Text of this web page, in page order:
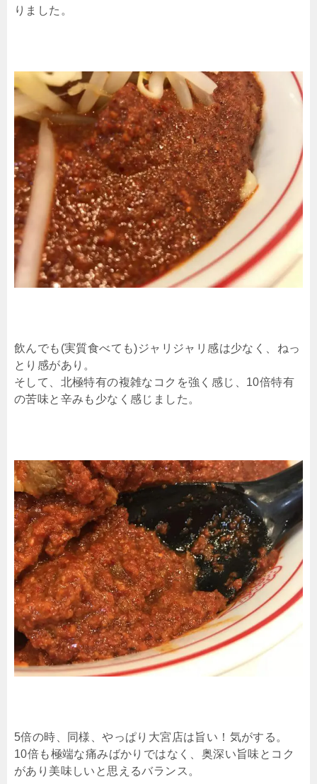
りました。
飲んでも(実質食べても)ジャリジャリ感は少なく、ねっ
とり感があり。
そして、北極特有の複雑なコクを強く感じ、10倍特有
の苦味と辛みも少なく感じました。
5倍の時、同様、やっぱり大宮店は旨い！気がする。
10倍も極端な痛みばかりではなく、奥深い旨味とコク
があり美味しいと思えるバランス。